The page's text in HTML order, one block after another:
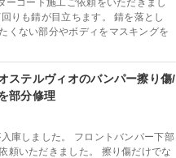
ーコート施工ご依頼をいただきまし
りも錆が目立ちます。 錆を落とし
くない部分やボディをマスキングを
ステルヴィオのバンパー擦り傷/
部分修理
庫しました。 フロントバンパー下部
頼いただきました。 擦り傷だけでな